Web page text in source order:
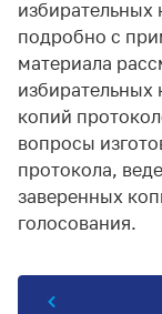
избирательных
подробно с
материала
избирательных
копий
вопросы
протокола,
заверенных
голосования.